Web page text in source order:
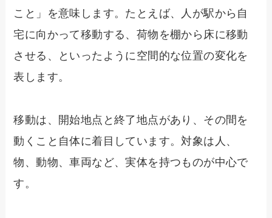
こと」を意味します。たとえば、人が駅から自
宅に向かって移動する、荷物を棚から床に移動
させる、といったように空間的な位置の変化を
表します。
移動は、開始地点と終了地点があり、その間を
動くこと自体に着目しています。対象は人、
物、動物、車両など、実体を持つものが中心で
す。